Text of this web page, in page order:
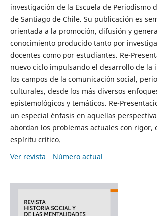
investigación de la Escuela de Periodismo
de Santiago de Chile. Su publicación es
orientada a la promoción, difusión y
conocimiento producido tanto por
docentes como por estudiantes. Re-
nuevo ciclo impulsando el desarrollo de la
los campos de la comunicación social,
culturales, desde los más diversos
epistemológicos y temáticos. Re-
un especial énfasis en aquellas
abordan los problemas actuales con rigor,
espíritu crítico.
Ver revista
Número actual